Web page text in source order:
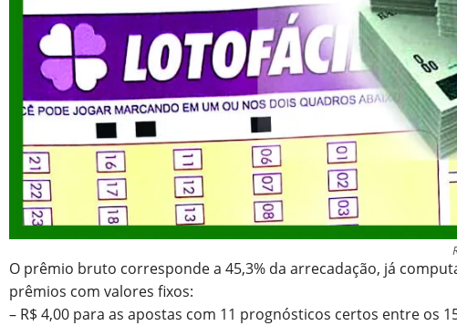
O prêmio bruto corresponde a 45,3% da arrecadação, já
prêmios com valores fixos:
– R$ 4,00 para as apostas com 11 prognósticos certos entre os